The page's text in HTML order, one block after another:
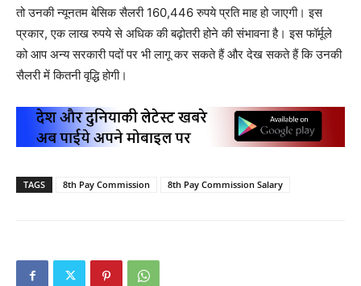
तो उनकी न्यूनतम बेसिक सैलरी 160,446 रुपये प्रति माह हो जाएगी। इस
प्रकार, एक लाख रुपये से अधिक की बढ़ोतरी होने की संभावना है। इस फॉर्मूले
को आप अन्य सरकारी पदों पर भी लागू कर सकते हैं और देख सकते हैं कि उनकी
सैलरी में कितनी वृद्धि होगी।
TAGS 8th Pay Commission 8th Pay Commission Salary